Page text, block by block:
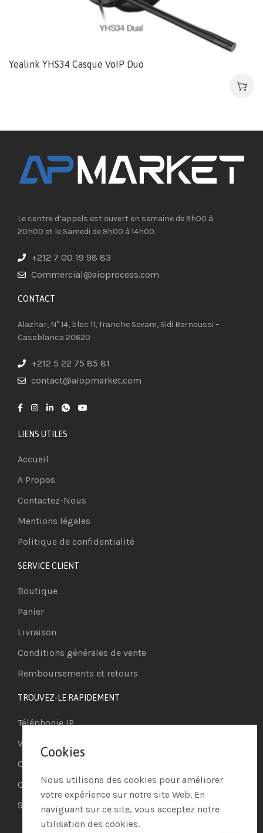
Yealink YHS34 Casque VoIP Duo
Le centre d’appels est ouvert en semaine de 9h00 à
20h00 et le Samedi de 9h00 à 14h00.
+212 7 00 19 98 83
Commercial@aioprocess.com
CONTACT​
Alazhar, N° 14, bloc 11, Tranche Sevam, Sidi Bernoussi –
Casablanca 20620
+212 5 22 75 85 81
contact@aiopmarket.com
LIENS UTILES
Accueil
A Propos
Contactez-Nous
Mentions légales
Politique de confidentialité
SERVICE CLIENT
Boutique
Panier
Livraison
Conditions générales de vente
Remboursements et retours
TROUVEZ-LE RAPIDEMENT
Téléphonie IP
Visioconférence
Casques
Ordinateurs
Systèmes de securité
Cookies
Nous utilisons des cookies pour améliorer
votre expérience sur notre site Web. En
naviguant sur ce site, vous acceptez notre
utilisation des cookies.